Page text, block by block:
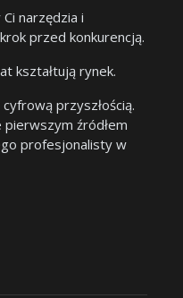
narzędzia i
przed konkurencją.
kształtują rynek.
przyszłością.
źródłem
profesjonalisty w